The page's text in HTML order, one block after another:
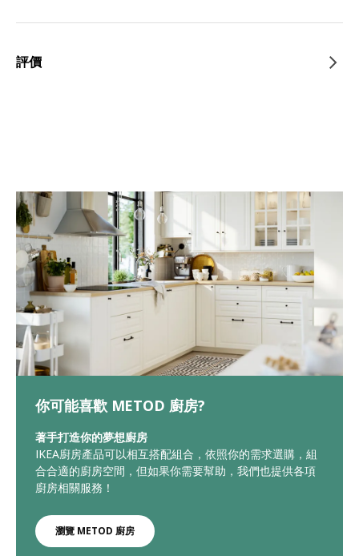
評價
你可能喜歡 METOD 廚房?
著手打造你的夢想廚房
IKEA廚房產品可以相互搭配組合，依照你的需求選購，組
合合適的廚房空間，但如果你需要幫助，我們也提供各項
廚房相關服務！
瀏覽 METOD 廚房